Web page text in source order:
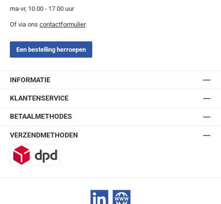
ma-vr, 10.00 - 17.00 uur
Of via ons contactformulier.
Een bestelling herroepen
INFORMATIE
KLANTENSERVICE
BETAALMETHODES
VERZENDMETHODEN
LinkedIn Website